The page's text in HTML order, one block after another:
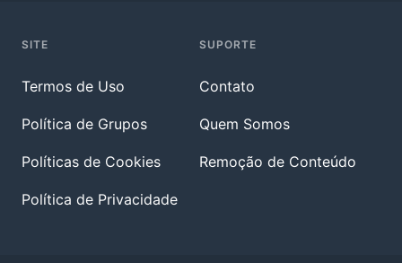
SITE
Termos de Uso
Política de Grupos
Políticas de Cookies
Política de Privacidade
SUPORTE
Contato
Quem Somos
Remoção de Conteúdo